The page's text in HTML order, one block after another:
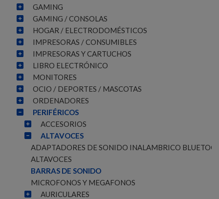
GAMING
GAMING / CONSOLAS
HOGAR / ELECTRODOMÉSTICOS
IMPRESORAS / CONSUMIBLES
IMPRESORAS Y CARTUCHOS
LIBRO ELECTRÓNICO
MONITORES
OCIO / DEPORTES / MASCOTAS
ORDENADORES
PERIFÉRICOS
ACCESORIOS
ALTAVOCES
ADAPTADORES DE SONIDO INALAMBRICO
ALTAVOCES
BARRAS DE SONIDO
MICROFONOS Y MEGAFONOS
AURICULARES